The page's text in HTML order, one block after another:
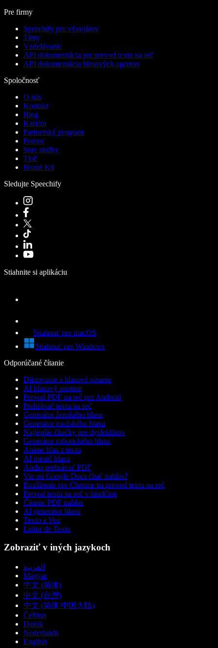
Pre firmy
Speechify pre vývojárov
Tímy
Vzdelávanie
API dokumentácia pre prevod textu na reč
API dokumentácia hlasových agentov
Spoločnosť
O nás
Kontakt
Blog
Kariéra
Partnerský program
Pomoc
Stav služby
Tlač
Brand Kit
Sledujte Speechify
Stiahnite si aplikáciu
Stiahnuť pre macOS
Stiahnuť pre Windows
Odporúčané čítanie
Diktovanie a hlasové písanie
AI hlasový asistent
Prevod PDF na reč pre Android
Prehrávač textu na reč
Generátor ženského hlasu
Generátor mužského hlasu
Najlepšie čítačky pre dyslektikov
Generátor robotického hlasu
Anime hlas z textu
AI menič hlasu
Audio prehrávač PDF
Vie mi Google Docs čítať nahlas?
Rozšírenie pre Chrome na prevod textu na reč
Prevod textu na reč v hindčine
Čítanie PDF nahlas
AI generátor hlasu
Texto a Voz
Leitor de Texto
Zobraziť v iných jazykoch
العربية
Magyar
中文 (简体)
中文 (台灣)
中文 (简体 中国大陆)
Čeština
Dansk
Nederlands
English